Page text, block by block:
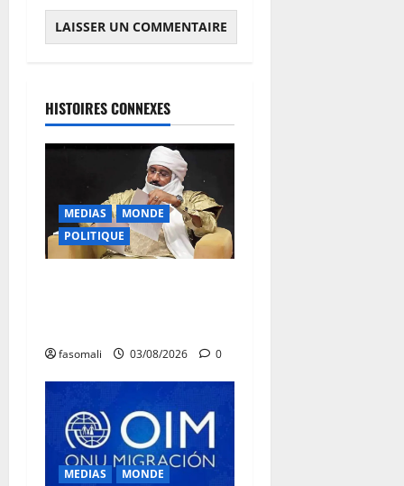
HISTOIRES CONNEXES
MEDIAS
MONDE
POLITIQUE
fasomali 03/08/2026 0
MEDIAS MONDE